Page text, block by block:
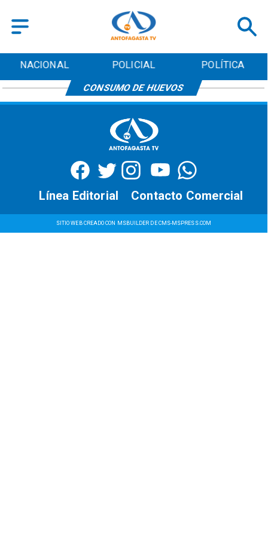
NACIONAL POLICIAL POLÍTICA
CONSUMO DE HUEVOS
SITIO WEB CREADO CON MSBUILDER DE CMS-MSPRESS.COM
Contacto Comercial
Línea Editorial